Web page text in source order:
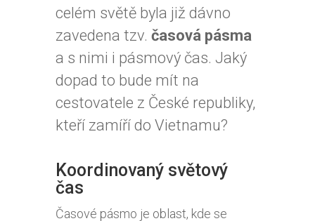
celém světě byla již dávno
zavedena tzv. časová pásma
a s nimi i pásmový čas. Jaký
dopad to bude mít na
cestovatele z České republiky,
kteří zamíří do Vietnamu?
Koordinovaný světový
čas
Časové pásmo je oblast, kde se